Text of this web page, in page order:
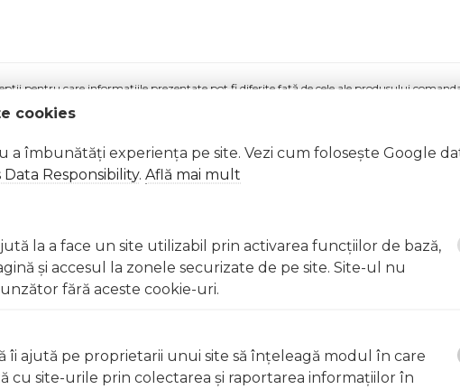
pentru care informațiile prezentate pot fi diferite față de cele ale produsului
În cazul apariției unor diferențe, prevalează informația de pe etichetele
2015 Abc Design KRS91175502 a fost efectuată la data de 06.02.2026
cookies
a îmbunătăți experiența pe site. Vezi cum folosește Google
Responsibility. Află mai mult
la a face un site utilizabil prin activarea funcţiilor de bază,
şi accesul la zonele securizate de pe site. Site-ul nu
fără aceste cookie-uri.
îi ajută pe proprietarii unui site să înţeleagă modul în care
cu site-urile prin colectarea şi raportarea informaţiilor în